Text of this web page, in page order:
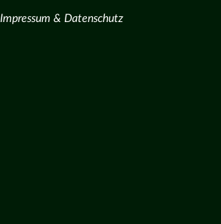
Impressum & Datenschutz